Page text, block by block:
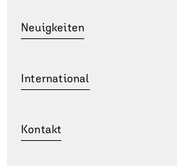
Neuigkeiten
International
Kontakt